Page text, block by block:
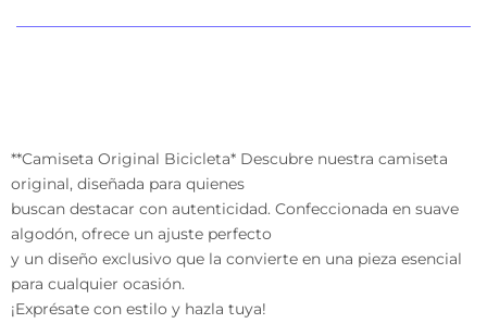
**Camiseta Original Bicicleta* Descubre nuestra camiseta
original, diseñada para quienes
buscan destacar con autenticidad. Confeccionada en suave
algodón, ofrece un ajuste perfecto
y un diseño exclusivo que la convierte en una pieza esencial
para cualquier ocasión.
¡Exprésate con estilo y hazla tuya!